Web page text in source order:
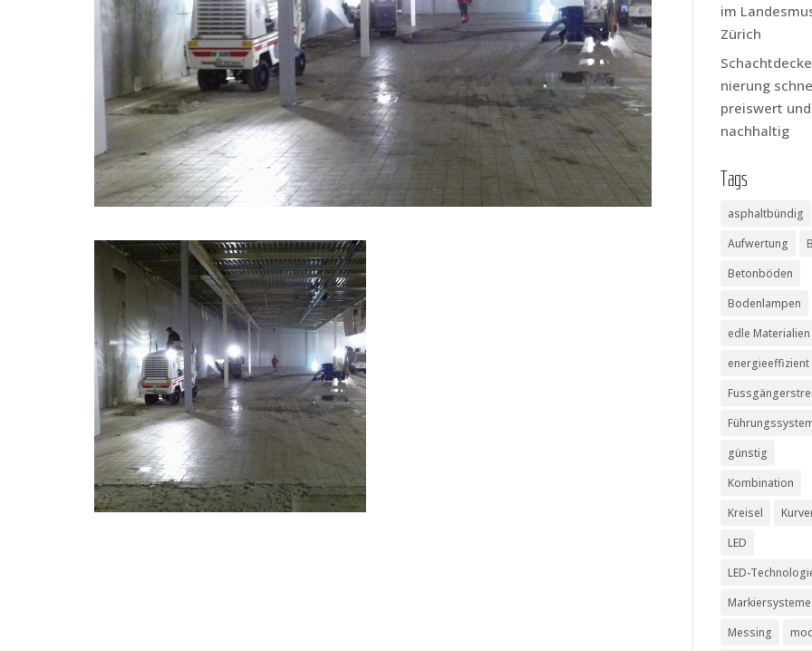
im
Zürich
nie­rung
preis­wert und
nachhaltig
Tags
asphaltbündig
Aufwertung
Betonböden
Bodenlampen
edle Materialien
energieeffizient
günstig
Kombination
Kreisel
LED
LED-
Markiersysteme
Messing